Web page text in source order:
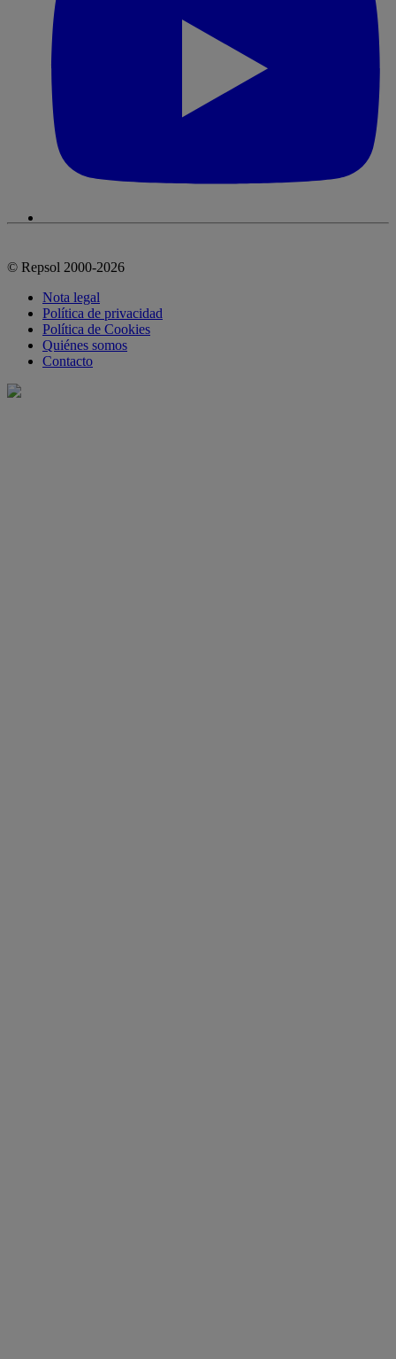
© Repsol 2000-2026
Nota legal
Política de privacidad
Política de Cookies
Quiénes somos
Contacto